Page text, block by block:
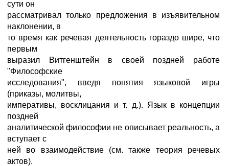
сути он
рассматривал только предложения в изъявительном
наклонении, в
то время как речевая деятельность гораздо шире, что
первым
выразил Витгенштейн в своей поздней работе
"Философские
исследования", введя понятия языковой игры
(приказы, молитвы,
императивы, восклицания и т. д.). Язык в концепции
поздней
аналитической философии не описывает реальность, а
вступает с
ней во взаимодействие (см. также теория речевых
актов).